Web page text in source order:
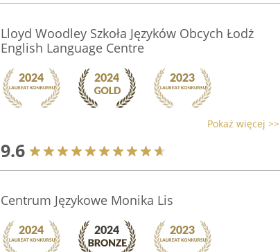
Lloyd Woodley Szkoła Języków Obcych Łodż
English Language Centre
Pokaż więcej >>
9.6
Centrum Językowe Monika Lis